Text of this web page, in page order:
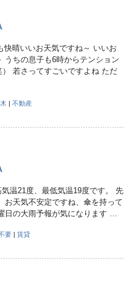
快晴いいお天気ですね～ いいお
うちの息子も6時からテンション
若さってすごいですよね ただ
|不動産
温21度、最低気温19度です。 先
お天気不安定ですね、傘を持って
日の大雨予報が気になります …
要 |賃貸